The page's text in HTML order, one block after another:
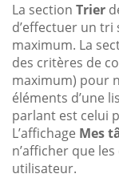
La section Trier
d’effectuer un
maximum. La
des critères de
maximum) pour
éléments d’une
parlant est celui
L’affichage Mes
n’afficher que
utilisateur.